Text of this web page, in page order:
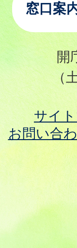
窓口案
開
（
サイ
お問い合